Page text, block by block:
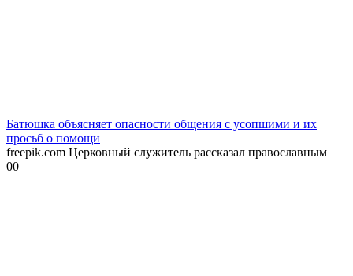
Батюшка объясняет опасности общения с усопшими и их
просьб о помощи
freepik.com Церковный служитель рассказал православным
00